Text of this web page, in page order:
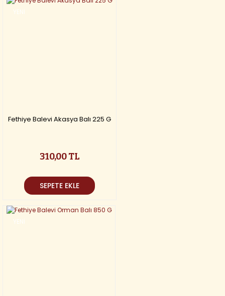
YENİ
Fethiye Balevi Akasya Balı 225 G
310,00 TL
SEPETE EKLE
YENİ